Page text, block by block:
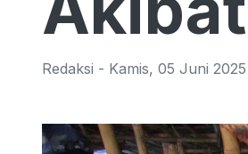
Redaksi - Kamis, 05 Juni 2025